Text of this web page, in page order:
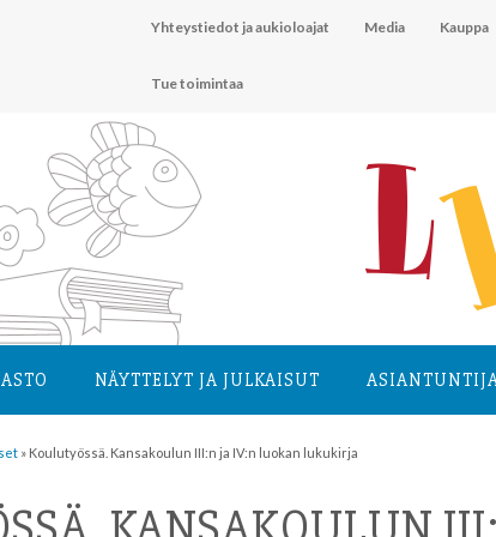
Yhteystiedot ja aukioloajat Media Kauppa
Tue toimintaa
NÄYTTELYT JA JULKAISUT
» Koulutyössä. Kansakoulun III:n ja IV:n luokan lukukirja